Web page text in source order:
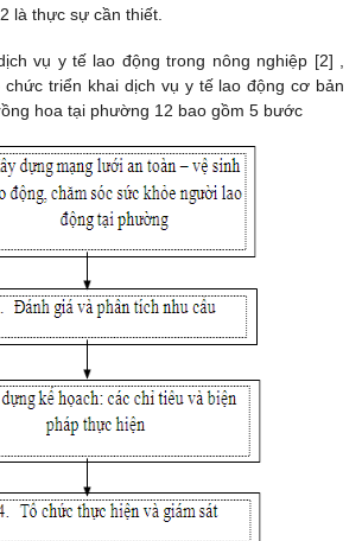
là thực sự cần thiết.
vụ y tế lao động trong nông nghiệp [2] ,
triển khai dịch vụ y tế lao động cơ bản
hoa tại phường 12 bao gồm 5 bước